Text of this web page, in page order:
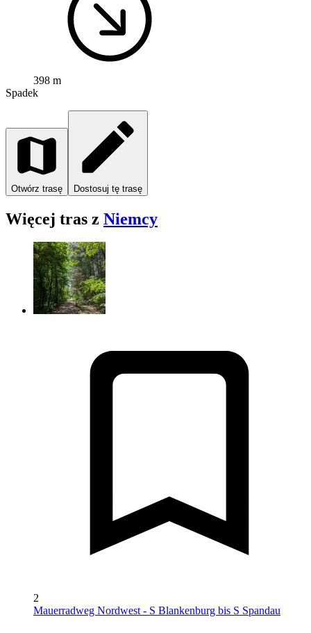
398 m
Spadek
Otwórz trasę Dostosuj tę trasę
Więcej tras z Niemcy
2
Mauerradweg Nordwest - S Blankenburg bis S Spandau